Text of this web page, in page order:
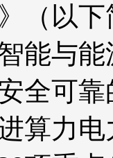
（以
能与
全可
算力